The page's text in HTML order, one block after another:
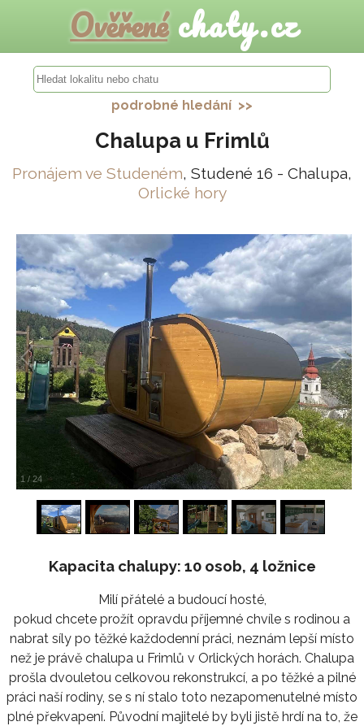
Ověřenéchaty.cz
podrobné hledání >>
Chalupa u Frimlů
Pronájem ve Studeném, Studené 16 - Chalupa,
Orlické hory
1 /24
Kapacita chalupy: 10 osob, 4 ložnice
Milí přátelé a budoucí hosté,
pokud chcete prožít opravdu příjemné chvíle s rodinou a
nabrat síly po těžké každodenní práci, neznám lepší místo
než je právě chalupa u Frimlů v Orlických horách. Chalupa
prošla dvouletou celkovou rekonstrukcí, a po těžké a pilné
práci naší rodiny, se s ní stalo toto nezapomenutelné místo
plné překvapení. Původní majitelé by byli jistě hrdí na to, že